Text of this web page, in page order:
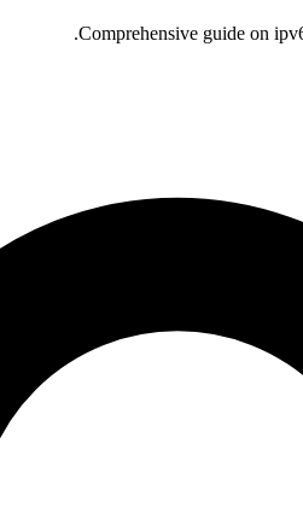
Comprehensive guide on